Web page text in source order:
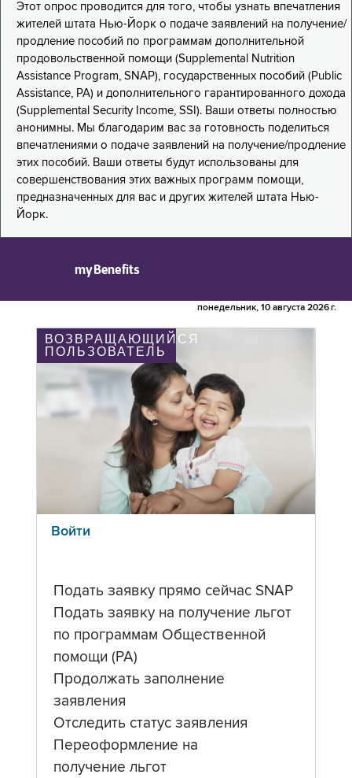
Этот опрос проводится для того, чтобы узнать впечатления
жителей штата Нью-Йорк о подаче заявлений на получение/
продление пособий по программам дополнительной
продовольственной помощи (Supplemental Nutrition
Assistance Program, SNAP), государственных пособий (Public
Assistance, PA) и дополнительного гарантированного дохода
(Supplemental Security Income, SSI). Ваши ответы полностью
анонимны. Мы благодарим вас за готовность поделиться
впечатлениями о подаче заявлений на получение/продление
этих пособий. Ваши ответы будут использованы для
совершенствования этих важных программ помощи,
предназначенных для вас и других жителей штата Нью-
Йорк.
myBenefits
понедельник, 10 августа 2026 г.
ВОЗВРАЩАЮЩИЙСЯ
ПОЛЬЗОВАТЕЛЬ
Войти
Подать заявку прямо сейчас SNAP
Подать заявку на получение льгот
по программам Общественной
помощи (PA)
Продолжать заполнение
заявления
Отследить статус заявления
Переоформление на
получение льгот